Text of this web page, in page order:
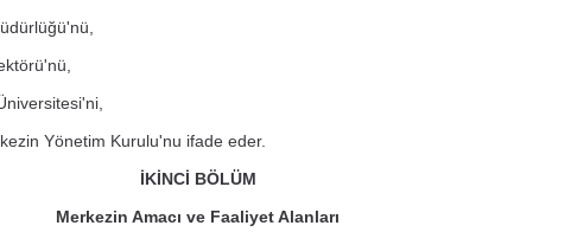
Yönetim Kurulu'nu ifade eder.
İKİNCİ BÖLÜM
Merkezin Amacı ve Faaliyet Alanları